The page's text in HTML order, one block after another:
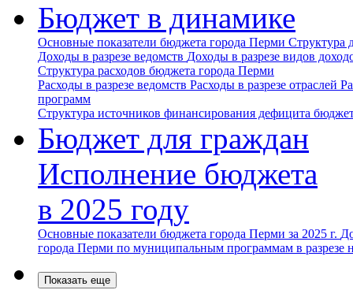
Бюджет в динамике
Основные показатели бюджета города Перми Структура
Доходы в разрезе ведомств Доходы в разрезе видов
Структура расходов бюджета города Перми
Расходы в разрезе ведомств Расходы в разрезе отраслей
программ
Структура источников финансирования дефицита
Бюджет для граждан
Исполнение бюджета
в 2025 году
Основные показатели бюджета города Перми за 2025 г.
города Перми по муниципальным программам в разрезе
Показать еще